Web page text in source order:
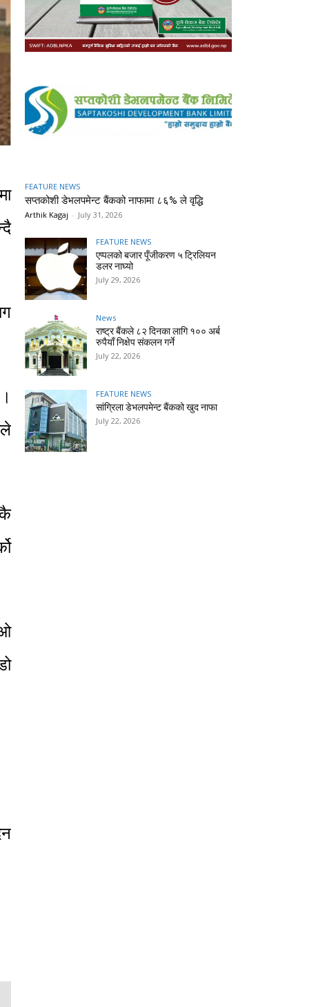
FEATURE NEWS
सप्तकोशी डेभलपमेन्ट बैंकको नाफामा ८६% ले वृद्धि
Arthik Kagaj - July 31, 2026
FEATURE NEWS
एप्पलको बजार पूँजीकरण ५ ट्रिलियन
डलर नाघ्यो
July 29, 2026
News
राष्ट्र बैंकले ८२ दिनका लागि १०० अर्ब
रुपैयाँ निक्षेप संकलन गर्ने
July 22, 2026
FEATURE NEWS
सांग्रिला डेभलपमेन्ट बैंकको खुद नाफा
July 22, 2026